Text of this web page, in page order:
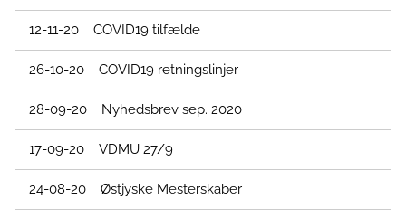
12-11-20 COVID19 tilfælde
26-10-20 COVID19 retningslinjer
28-09-20 Nyhedsbrev sep. 2020
17-09-20 VDMU 27/9
24-08-20 Østjyske Mesterskaber